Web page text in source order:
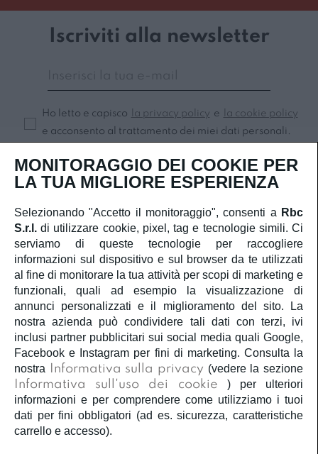
Iscriviti alla newsletter
Ho letto e capisco la privacy policy e
la cookie policy
e acconsento al trattamento dei miei dati personali.
Iscriviti
SERVIZIO CLIENTI
ACCOUNT
CORPORATE
INFORMAZIONI LEGALI
SEGUICI
MONITORAGGIO DEI COOKIE PER
LA TUA MIGLIORE ESPERIENZA
Selezionando "Accetto il monitoraggio", consenti a Rbc
S.r.l. di utilizzare cookie, pixel, tag e tecnologie simili. Ci
serviamo di queste tecnologie per raccogliere
informazioni sul dispositivo e sul browser da te utilizzati
al fine di monitorare la tua attività per scopi di marketing e
funzionali, quali ad esempio la visualizzazione di
annunci personalizzati e il miglioramento del sito. La
nostra azienda può condividere tali dati con terzi, ivi
inclusi partner pubblicitari sui social media quali Google,
Facebook e Instagram per fini di marketing. Consulta la
nostra
Informativa sulla privacy (vedere la sezione
Informativa sull'uso dei cookie
) per ulteriori
informazioni e per comprendere come utilizziamo i tuoi
dati per fini obbligatori (ad es. sicurezza, caratteristiche
carrello e accesso).